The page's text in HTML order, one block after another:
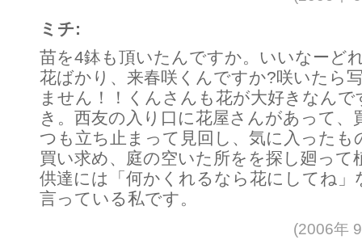
ミチ:
苗を4鉢も頂いたんですか。いいなーど
花ばかり、来春咲くんですか?咲いたら
ません！！くんさんも花が大好きなんで
き。西友の入り口に花屋さんがあって、
つも立ち止まって見回し、気に入ったも
買い求め、庭の空いた所をを探し廻って
供達には「何かくれるなら花にしてね」
言っている私です。
(2006年